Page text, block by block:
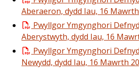
Aberaeron, dydd Iau, 16
Pwyllgor Ymgynghori
Aberystwyth, dydd Iau, 16
Pwyllgor Ymgynghori
Newydd, dydd Iau, 16 Mawrth